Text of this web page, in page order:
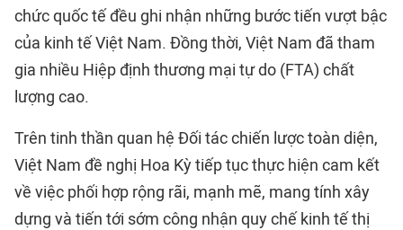
chức quốc tế đều ghi nhận những bước tiến vượt bậc
của kinh tế Việt Nam. Đồng thời, Việt Nam đã tham
gia nhiều Hiệp định thương mại tự do (FTA) chất
lượng cao.
Trên tinh thần quan hệ Đối tác chiến lược toàn diện,
Việt Nam đề nghị Hoa Kỳ tiếp tục thực hiện cam kết
về việc phối hợp rộng rãi, mạnh mẽ, mang tính xây
dựng và tiến tới sớm công nhận quy chế kinh tế thị